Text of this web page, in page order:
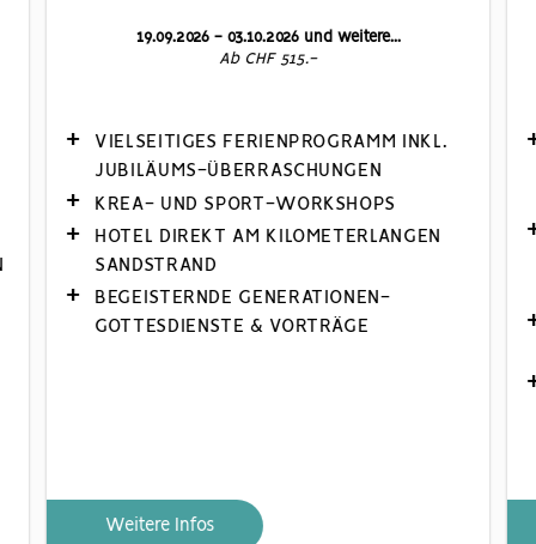
19.09.2026 - 03.10.2026 und weitere...
Ab CHF 515.-
VIELSEITIGES FERIENPROGRAMM INKL.
JUBILÄUMS-ÜBERRASCHUNGEN
KREA- UND SPORT-WORKSHOPS
HOTEL DIREKT AM KILOMETERLANGEN
SANDSTRAND
BEGEISTERNDE GENERATIONEN-
GOTTESDIENSTE & VORTRÄGE
Weitere Infos